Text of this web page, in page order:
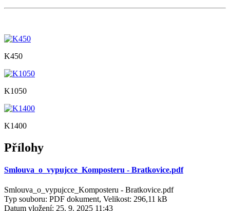
K450
K1050
K1400
Přílohy
Smlouva_o_vypujcce_Komposteru - Bratkovice.pdf
Smlouva_o_vypujcce_Komposteru - Bratkovice.pdf
Typ souboru: PDF dokument, Velikost: 296,11 kB
Datum vložení: 25. 9. 2025 11:43